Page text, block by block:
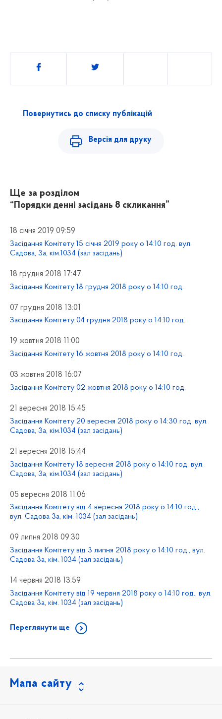
Поділитись
Повернутись до списку публікацій
Версія для друку
Ще за розділом
“Порядки денні засідань 8 скликання”
18 січня 2019 09:59
Засідання Комітету 15 січня 2019 року о 14:10 год. вул.
Садова, 3а, кім.1034 (зал засідань)
18 грудня 2018 17:47
Засідання Комітету 18 грудня 2018 року о 14:10 год.
07 грудня 2018 13:01
Засідання Комітету 04 грудня 2018 року о 14:10 год.
19 жовтня 2018 11:00
Засідання Комітету 16 жовтня 2018 року о 14:10 год.
03 жовтня 2018 16:07
Засідання Комітету 02 жовтня 2018 року о 14:10 год.
21 вересня 2018 15:45
Засідання Комітету 20 вересня 2018 року о 14:30 год. вул.
Садова, 3а, кім.1034 (зал засідань)
21 вересня 2018 15:44
Засідання Комітету 18 вересня 2018 року о 14:10 год. вул.
Садова, 3а, кім.1034 (зал засідань)
05 вересня 2018 11:06
Засідання Комітету від 4 вересня 2018 року о 14:10 год.,
вул. Садова 3а, кім. 1034 (зал засідань)
09 липня 2018 09:30
Засідання Комітету від 3 липня 2018 року о 14:10 год., вул.
Садова 3а, кім. 1034 (зал засідань)
14 червня 2018 13:59
Засідання Комітету від 19 червня 2018 року о 14:10 год., вул.
Садова 3а, кім. 1034 (зал засідань)
Переглянути ще
Мапа сайту